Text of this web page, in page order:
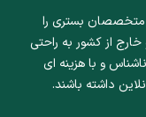
متخصصان بستری را
از کشور به راحتی
و با هزینه ای
داشته باشند.